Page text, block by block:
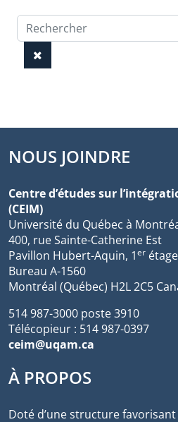
NOUS JOINDRE
Centre d’études sur
(CEIM)
Université du Québec à
400, rue Sainte-Catherine Est
Pavillon Hubert-Aquin, 1er étage
Bureau A-1560
Montréal (Québec) H2L 2C5
514 987-3000 poste 3910
Télécopieur : 514 987-0397
ceim@uqam.ca
À PROPOS
Doté d’une structure